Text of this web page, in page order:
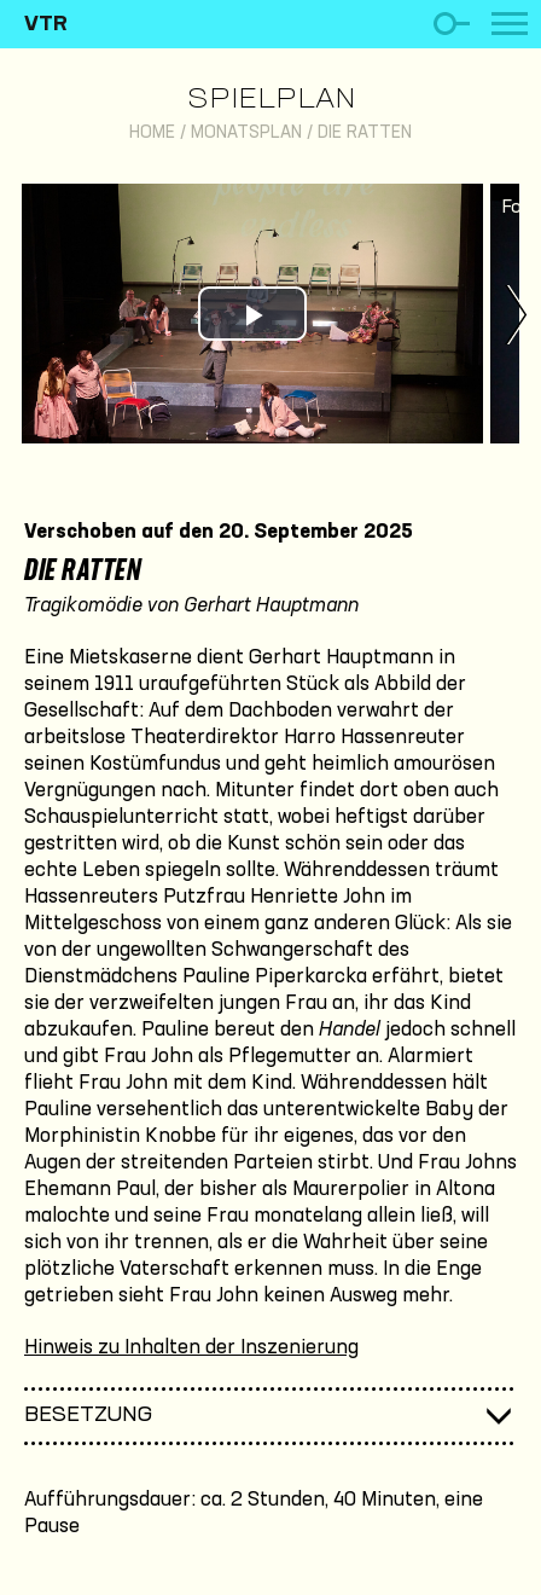
VTR
SPIELPLAN
HOME / MONATSPLAN / DIE RATTEN
Play Video
Verschoben auf den 20. September 2025
DIE RATTEN
Tragikomödie von Gerhart Hauptmann
Eine Mietskaserne dient Gerhart Hauptmann in
seinem 1911 uraufgeführten Stück als Abbild der
Gesellschaft: Auf dem Dachboden verwahrt der
arbeitslose Theaterdirektor Harro Hassenreuter
seinen Kostümfundus und geht heimlich amourösen
Vergnügungen nach. Mitunter findet dort oben auch
Schauspielunterricht statt, wobei heftigst darüber
gestritten wird, ob die Kunst schön sein oder das
echte Leben spiegeln sollte. Währenddessen träumt
Hassenreuters Putzfrau Henriette John im
Mittelgeschoss von einem ganz anderen Glück: Als sie
von der ungewollten Schwangerschaft des
Dienstmädchens Pauline Piperkarcka erfährt, bietet
sie der verzweifelten jungen Frau an, ihr das Kind
abzukaufen. Pauline bereut den Handel jedoch schnell
und gibt Frau John als Pflegemutter an. Alarmiert
flieht Frau John mit dem Kind. Währenddessen hält
Pauline versehentlich das unterentwickelte Baby der
Morphinistin Knobbe für ihr eigenes, das vor den
Augen der streitenden Parteien stirbt. Und Frau Johns
Ehemann Paul, der bisher als Maurerpolier in Altona
malochte und seine Frau monatelang allein ließ, will
sich von ihr trennen, als er die Wahrheit über seine
plötzliche Vaterschaft erkennen muss. In die Enge
getrieben sieht Frau John keinen Ausweg mehr.
Hinweis zu Inhalten der Inszenierung
BESETZUNG
Aufführungsdauer: ca. 2 Stunden, 40 Minuten, eine
Pause